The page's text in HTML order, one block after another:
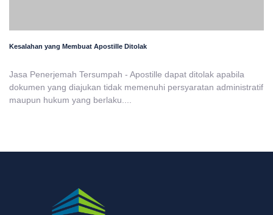
Kesalahan yang Membuat Apostille Ditolak
Jasa Penerjemah Tersumpah - Apostille dapat ditolak apabila
dokumen yang diajukan tidak memenuhi persyaratan administratif
maupun hukum yang berlaku....